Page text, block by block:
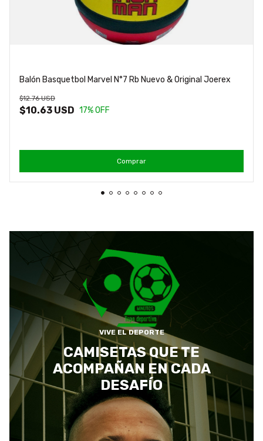
Balón Basquetbol Marvel N°7 Rb Nuevo & Original Joerex
$10.63 USD
$12.76 USD
17% OFF
Comprar
VIVE EL DEPORTE
CAMISETAS QUE TE
ACOMPAÑAN EN CADA
DESAFÍO